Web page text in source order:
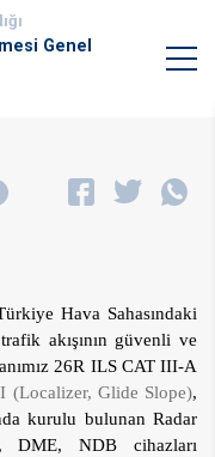
Genel
Hava Sahasındaki
akışının güvenli ve
26R ILS CAT III-A
(Localizer, Glide Slope),
kurulu bulunan Radar
DME, NDB cihazları